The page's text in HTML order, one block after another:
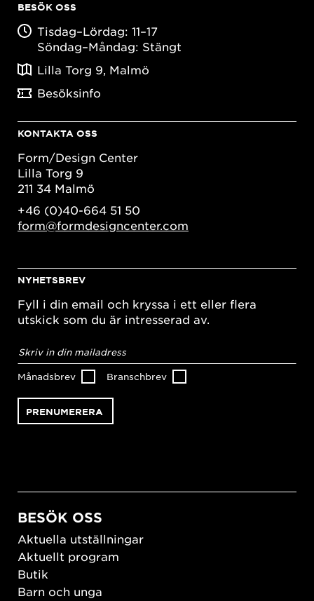
BESÖK OSS
Tisdag–Lördag: 11–17
Söndag–Måndag: Stängt
Lilla Torg 9, Malmö
Besöksinfo
KONTAKTA OSS
Form/Design Center
Lilla Torg 9
211 34 Malmö
+46 (0)40-664 51 50
form@formdesigncenter.com
NYHETSBREV
Fyll i din email och kryssa i ett eller flera
utskick som du är intresserad av.
postadress*
Månadsbrev Branschbrev
BESÖK OSS
Aktuella utställningar
Aktuellt program
Butik
Barn och unga